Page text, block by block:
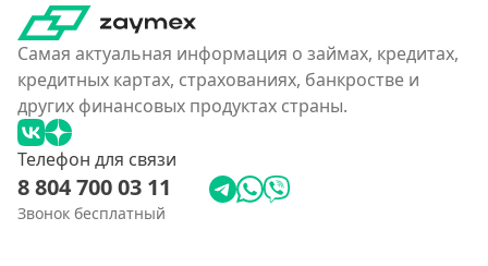
Самая актуальная информация о займах, кредитах,
кредитных картах, страхованиях, банкростве и
других финансовых продуктах страны.
Телефон для связи
8 804 700 03 11
Звонок бесплатный